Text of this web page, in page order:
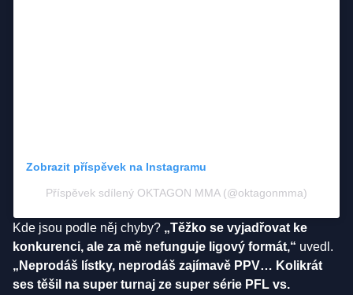
Zobrazit příspěvek na Instagramu
Příspěvek sdílený OKTAGON MMA (@oktagonmma)
Kde jsou podle něj chyby? „Těžko se vyjadřovat ke
konkurenci, ale za mě nefunguje ligový formát,“ uvedl.
„Neprodáš lístky, neprodáš zajímavě PPV… Kolikrát
ses těšil na super turnaj ze super série PFL vs.